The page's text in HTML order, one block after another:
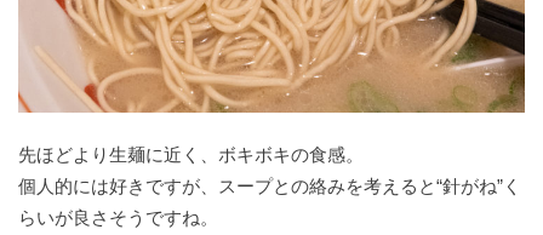
先ほどより生麺に近く、ボキボキの食感。
個人的には好きですが、スープとの絡みを考えると“針がね”く
らいが良さそうですね。